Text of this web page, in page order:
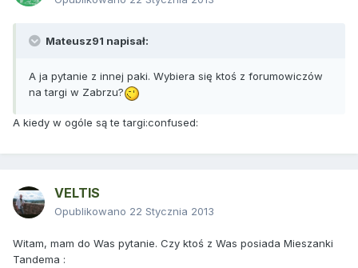
Mateusz91 napisał:
A ja pytanie z innej paki. Wybiera się ktoś z forumowiczów
na targi w Zabrzu?
A kiedy w ogóle są te targi:confused:
VELTIS
Opublikowano 22 Stycznia 2013
Witam, mam do Was pytanie. Czy ktoś z Was posiada Mieszanki
Tandema :